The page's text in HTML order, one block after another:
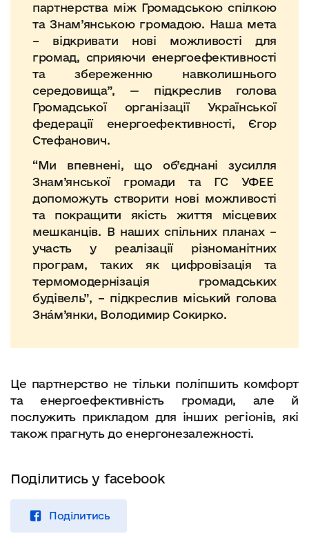
партнерства між Громадською спілкою
та Знам’янською громадою. Наша мета
– відкривати нові можливості для
громад, сприяючи енергоефективності
та збереженню навколишнього
середовища”, — підкреслив голова
Громадської організації Української
федерації енергоефективності, Єгор
Стефанович.
“Ми впевнені, що об’єднані зусилля
Знам’янської громади та ГС УФЕЕ
допоможуть створити нові можливості
та покращити якість життя місцевих
мешканців. В наших спільних планах –
участь у реалізації різноманітних
програм, таких як цифровізація та
термомодернізація громадських
будівель”, – підкреслив міський голова
Зна́м’янки, Володимир Сокирко.
Це партнерство не тільки поліпшить комфорт
та енергоефективність громади, але й
послужить прикладом для інших регіонів, які
також прагнуть до енергонезалежності.
Поділитись у facebook
Поділитись